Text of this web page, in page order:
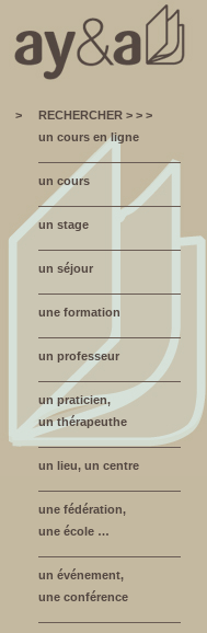
>
RECHERCHER > > >
un cours en ligne
un cours
un stage
un séjour
une formation
un professeur
un praticien,
un thérapeuthe
un lieu, un centre
une fédération,
une école …
un événement,
une conférence